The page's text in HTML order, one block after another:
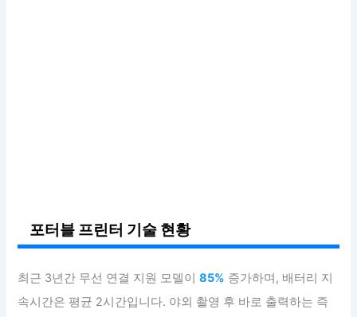
포터블 프린터 기술 현황
최근 3년간 무선 연결 지원 모델이85% 증가하며, 배터리 지
속시간은 평균 2시간입니다. 야외 촬영 후 바로 출력하는 즉